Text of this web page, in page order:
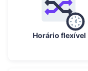
Horário flexível